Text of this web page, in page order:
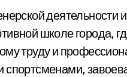
деятельности
школе города,
труду и
спортсменами,